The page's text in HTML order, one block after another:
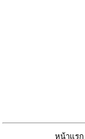
หน้าแรก